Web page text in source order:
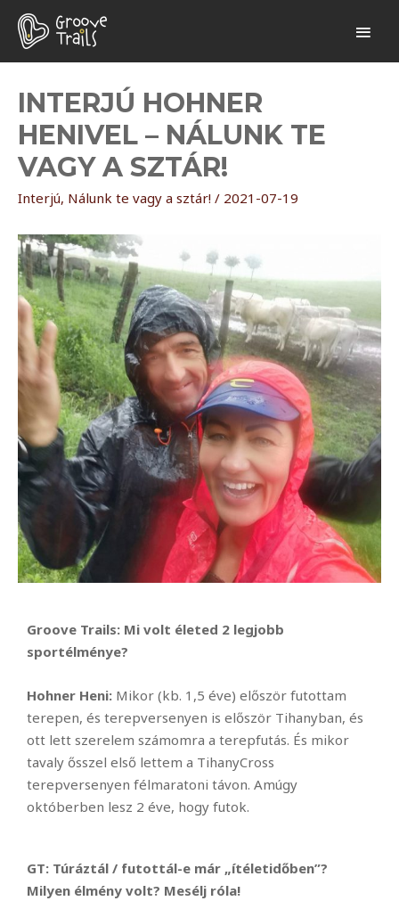
INTERJÚ HOHNER
HENIVEL – NÁLUNK TE
VAGY A SZTÁR!
Interjú, Nálunk te vagy a sztár! / 2021-07-19
Groove Trails: Mi volt életed 2 legjobb
sportélménye?
Hohner Heni: Mikor (kb. 1,5 éve) először futottam
terepen, és terepversenyen is először Tihanyban, és
ott lett szerelem számomra a terepfutás. És mikor
tavaly ősszel első lettem a TihanyCross
terepversenyen félmaratoni távon. Amúgy
októberben lesz 2 éve, hogy futok.
GT: Túráztál / futottál-e már „ítéletidőben”?
Milyen élmény volt? Mesélj róla!